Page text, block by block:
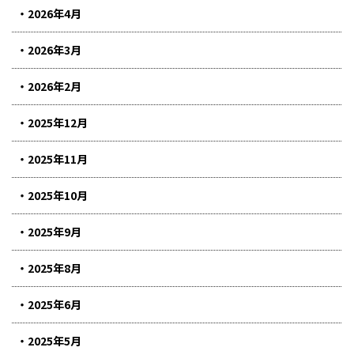
2026年4月
2026年3月
2026年2月
2025年12月
2025年11月
2025年10月
2025年9月
2025年8月
2025年6月
2025年5月